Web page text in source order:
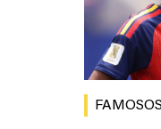
FAMOSOS